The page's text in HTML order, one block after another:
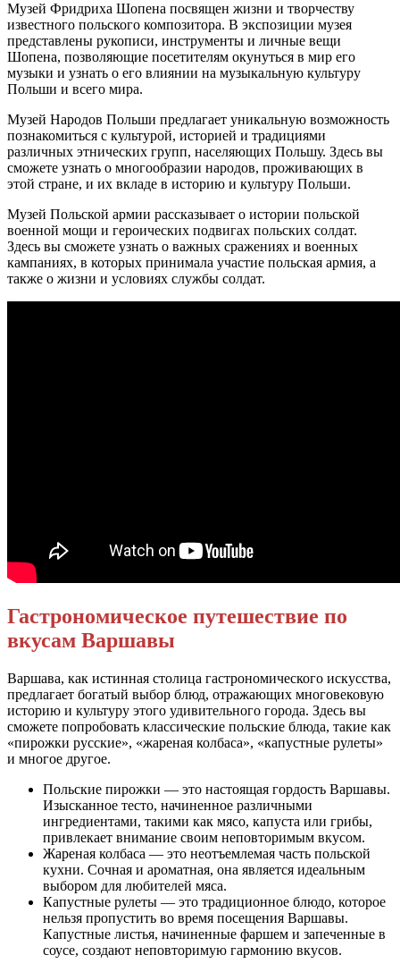
Музей Фридриха Шопена посвящен жизни и творчеству
известного польского композитора. В экспозиции музея
представлены рукописи, инструменты и личные вещи
Шопена, позволяющие посетителям окунуться в мир его
музыки и узнать о его влиянии на музыкальную культуру
Польши и всего мира.
Музей Народов Польши предлагает уникальную возможность
познакомиться с культурой, историей и традициями
различных этнических групп, населяющих Польшу. Здесь вы
сможете узнать о многообразии народов, проживающих в
этой стране, и их вкладе в историю и культуру Польши.
Музей Польской армии рассказывает о истории польской
военной мощи и героических подвигах польских солдат.
Здесь вы сможете узнать о важных сражениях и военных
кампаниях, в которых принимала участие польская армия, а
также о жизни и условиях службы солдат.
Гастрономическое путешествие по
вкусам Варшавы
Варшава, как истинная столица гастрономического искусства,
предлагает богатый выбор блюд, отражающих многовековую
историю и культуру этого удивительного города. Здесь вы
сможете попробовать классические польские блюда, такие как
«пирожки русские», «жареная колбаса», «капустные рулеты»
и многое другое.
Польские пирожки — это настоящая гордость Варшавы.
Изысканное тесто, начиненное различными
ингредиентами, такими как мясо, капуста или грибы,
привлекает внимание своим неповторимым вкусом.
Жареная колбаса — это неотъемлемая часть польской
кухни. Сочная и ароматная, она является идеальным
выбором для любителей мяса.
Капустные рулеты — это традиционное блюдо, которое
нельзя пропустить во время посещения Варшавы.
Капустные листья, начиненные фаршем и запеченные в
соусе, создают неповторимую гармонию вкусов.